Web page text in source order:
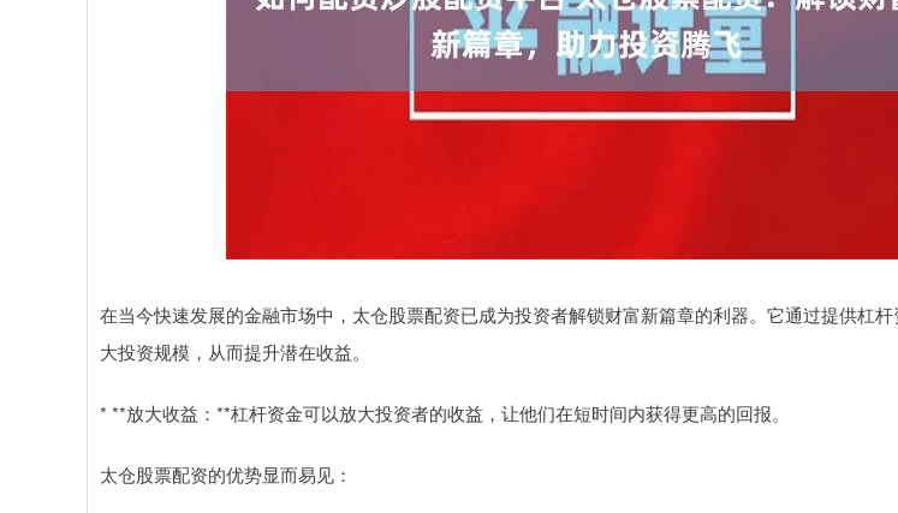
在当今快速发展的金融市场中，太仓股票配资已成为投资者解锁财富新篇章的利器。它通过提供杠
大投资规模，从而提升潜在收益。
* **放大收益：**杠杆资金可以放大投资者的收益，让他们在短时间内获得更高的回报。
太仓股票配资的优势显而易见：